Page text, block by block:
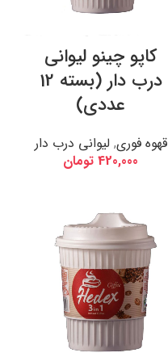
کاپو چینو لیوانی
درب دار (بسته 12
عددی)
قهوه فوری, لیوانی درب دار
420,000 تومان